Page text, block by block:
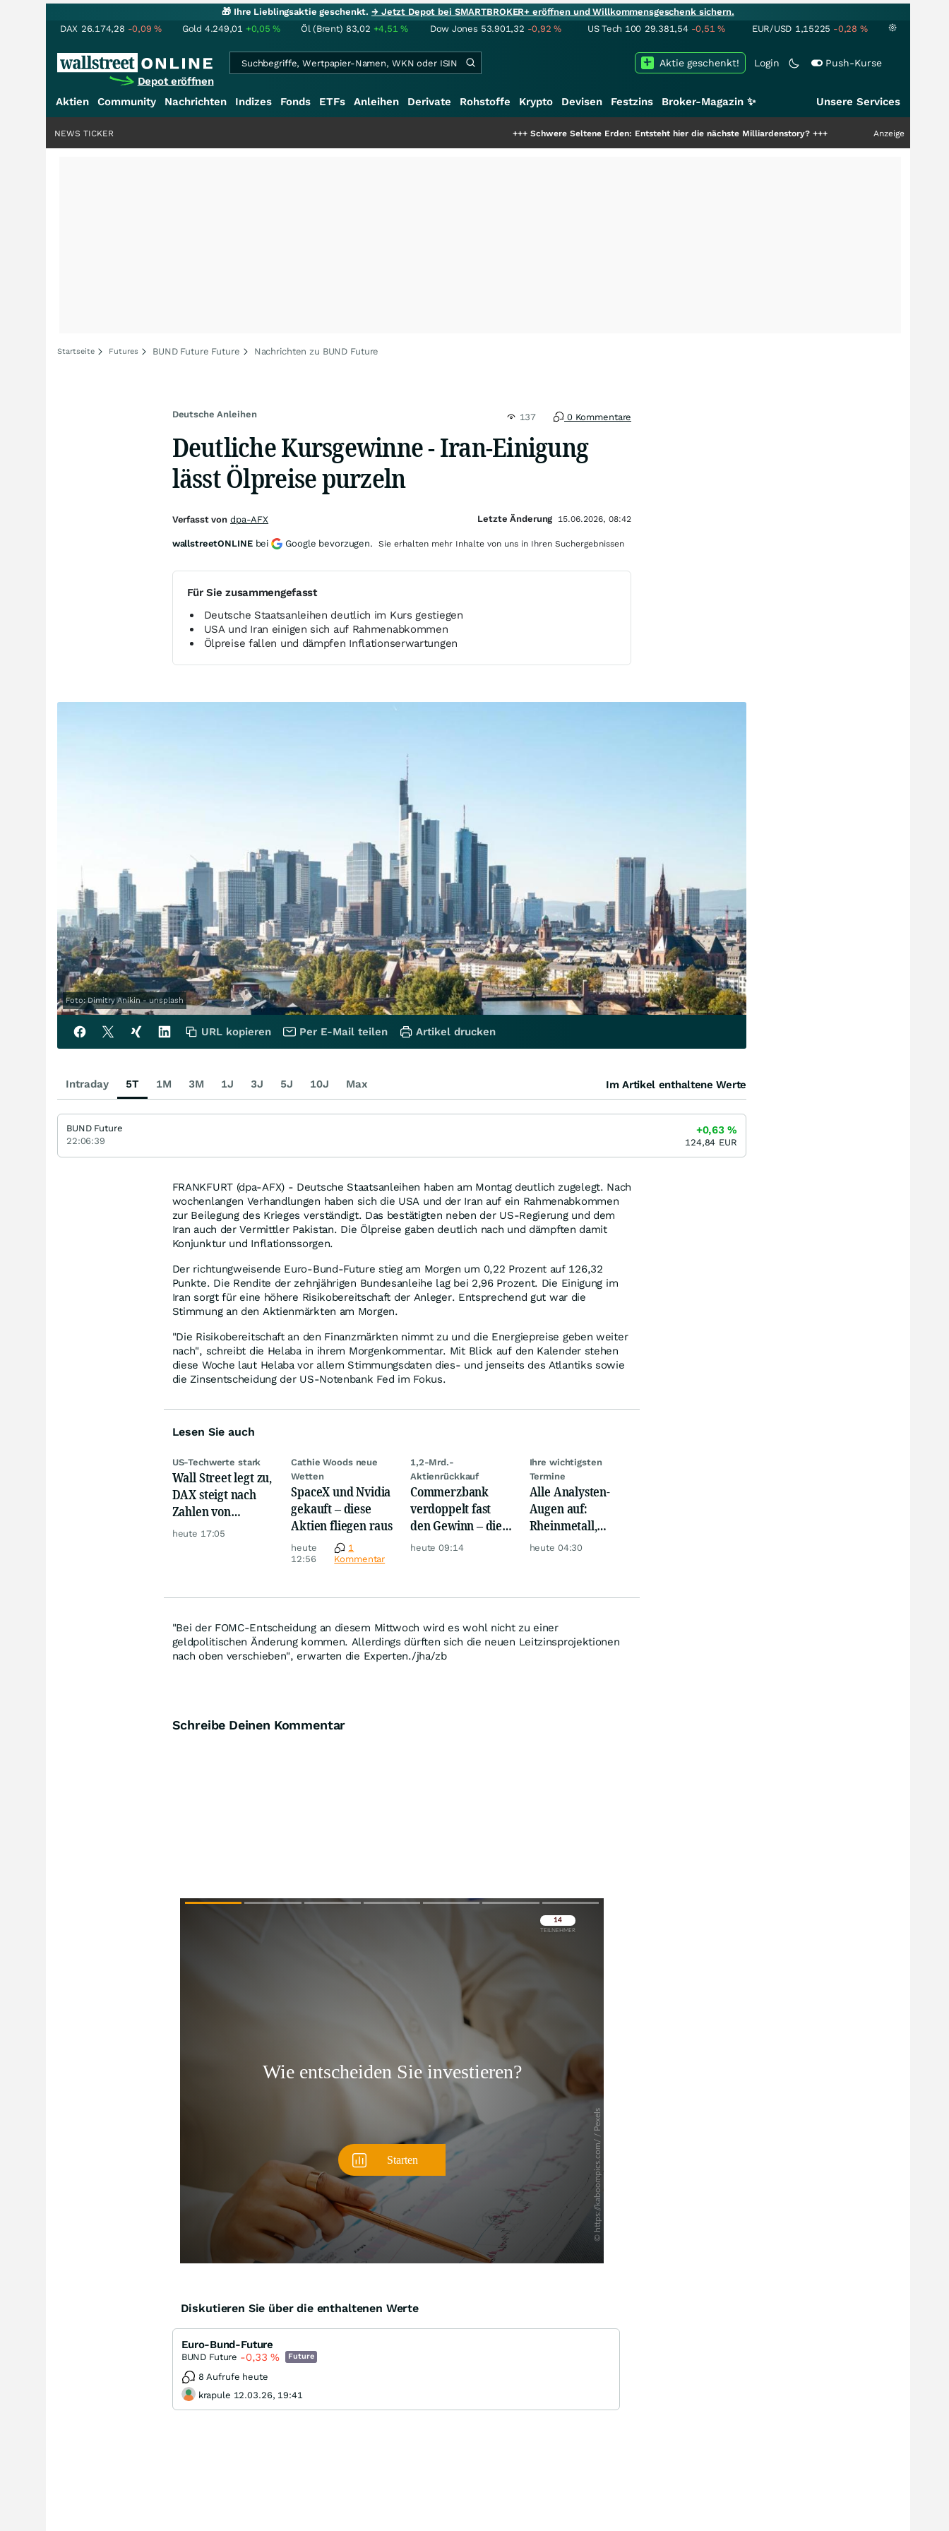
🎁 Ihre Lieblingsaktie geschenkt.→ Jetzt Depot bei SMARTBROKER+ eröffnen und Willkommensgeschenk sichern.
DAX 26.174,28 -0,09% Gold 4.249,01 +0,05% Öl (Brent) 83,02 +4,51% Dow Jones 53.901,32 -0,92% US Tech 100 29.381,54 -0,51% EUR/USD 1,15225 -0,28 %
Depot eröffnen
Login Push-Kurse
Aktie geschenkt!
Aktien Community Nachrichten Indizes Fonds ETFs Anleihen Derivate Rohstoffe Krypto Devisen Festzins Broker-Magazin ✨ Unsere Services
Schwere Seltene Erden: Entsteht hier die nächste Milliardenstory?+++ Anzeige
NEWS TICKER
Startseite Futures BUND Future Future Nachrichten zu BUND Future
Deutsche Anleihen 137 0 Kommentare
Deutliche Kursgewinne - Iran-Einigung
lässt Ölpreise purzeln
Für Sie zusammengefasst
Deutsche Staatsanleihen deutlich im Kurs gestiegen
USA und Iran einigen sich auf Rahmenabkommen
Ölpreise fallen und dämpfen Inflationserwartungen
Foto: Dimitry Anikin - unsplash
FRANKFURT (dpa-AFX) - Deutsche Staatsanleihen haben am Montag deutlich zugelegt. Nach
wochenlangen Verhandlungen haben sich die USA und der Iran auf ein Rahmenabkommen
zur Beilegung des Krieges verständigt. Das bestätigten neben der US-Regierung und dem
Iran auch der Vermittler Pakistan. Die Ölpreise gaben deutlich nach und dämpften damit
Konjunktur und Inflationssorgen.
Der richtungweisende Euro-Bund-Future stieg am Morgen um 0,22 Prozent auf 126,32
Punkte. Die Rendite der zehnjährigen Bundesanleihe lag bei 2,96 Prozent. Die Einigung im
Iran sorgt für eine höhere Risikobereitschaft der Anleger. Entsprechend gut war die
Stimmung an den Aktienmärkten am Morgen.
"Die Risikobereitschaft an den Finanzmärkten nimmt zu und die Energiepreise geben weiter
nach", schreibt die Helaba in ihrem Morgenkommentar. Mit Blick auf den Kalender stehen
diese Woche laut Helaba vor allem Stimmungsdaten dies- und jenseits des Atlantiks sowie
die Zinsentscheidung der US-Notenbank Fed im Fokus.
Lesen Sie auch
US-Techwerte stark
Wall Street legt zu,
DAX steigt nach
Zahlen von
Telekom, Henkel
heute 17:05
Cathie Woods neue
Wetten
SpaceX und Nvidia
gekauft – diese
Aktien fliegen raus
heute
12:56
1
Kommentar
1,2-Mrd.-
Aktienrückkauf
Commerzbank
verdoppelt fast
den Gewinn – die
Aktie schwankt
heute 09:14
Ihre wichtigsten
Termine
Alle Analysten-
Augen auf:
Rheinmetall,
Deutsche Telekom,
heute 04:30
"Bei der FOMC-Entscheidung an diesem Mittwoch wird es wohl nicht zu einer
geldpolitischen Änderung kommen. Allerdings dürften sich die neuen Leitzinsprojektionen
nach oben verschieben", erwarten die Experten./jha/zb
Schreibe Deinen Kommentar
Überspringen
Diskutieren Sie über die enthaltenen Werte
Euro-Bund-Future
BUND Future -0,33% Future
8 Aufrufe heute
krapule 12.03.26, 19:41
Verfasst von dpa-AFX Letzte Änderung 15.06.2026, 08:42
wallstreetONLINE bei Google bevorzugen. Sie erhalten mehr Inhalte von uns in Ihren Suchergebnissen
URL kopieren Per E-Mail teilen Artikel drucken
Intraday 5T 1M 3M 1J 3J 5J 10J Max Im Artikel enthaltene Werte
BUND Future
22:06:39
+0,63%
124,84 EUR